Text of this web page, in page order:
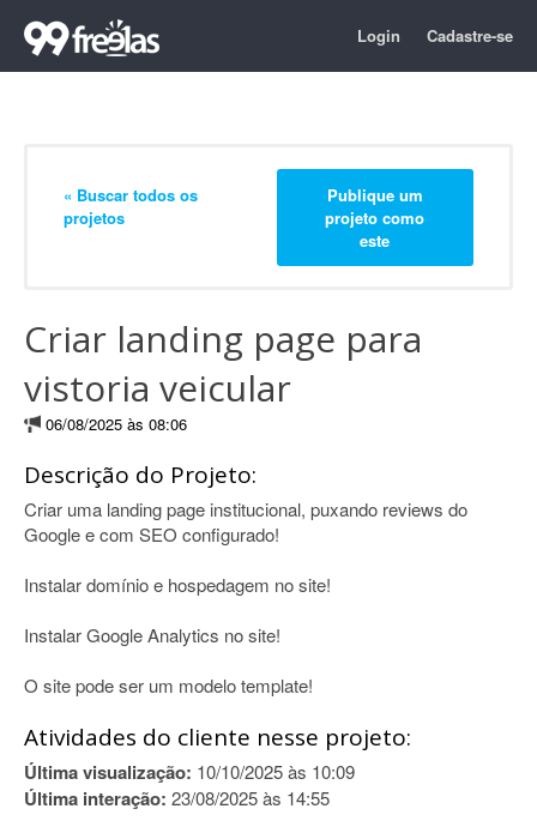
Login Cadastre-se
« Buscar todos os
projetos
Publique um
projeto como
este
Criar landing page para
vistoria veicular
06/08/2025 às 08:06
Descrição do Projeto:
Criar uma landing page institucional, puxando reviews do
Google e com SEO configurado!
Instalar domínio e hospedagem no site!
Instalar Google Analytics no site!
O site pode ser um modelo template!
Atividades do cliente nesse projeto:
Última visualização: 10/10/2025 às 10:09
Última interação: 23/08/2025 às 14:55